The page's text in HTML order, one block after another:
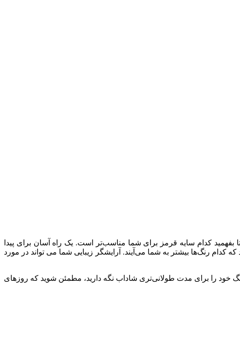
کدام سایه قرمز برای شما مناسب‌تر است. یک راه آسان برای پیدا
رنگ‌ها بیشتر به شما می‌آیند. آرایشگر زیبایی شما می تواند در مورد
را برای مدت طولانی‌تری شاداب نگه دارید، مطمئن شوید که روزهای